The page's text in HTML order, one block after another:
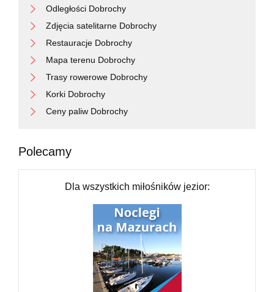
Odległości Dobrochy
Zdjęcia satelitarne Dobrochy
Restauracje Dobrochy
Mapa terenu Dobrochy
Trasy rowerowe Dobrochy
Korki Dobrochy
Ceny paliw Dobrochy
Polecamy
Dla wszystkich miłośników jezior: